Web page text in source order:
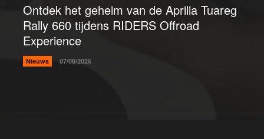
Ontdek het geheim van de Aprilia Tuareg
Rally 660 tijdens RIDERS Offroad
Experience
Nieuws 07/08/2026